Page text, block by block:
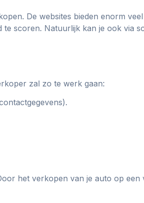
De websites bieden enorm
te scoren. Natuurlijk kan je ook via
zal zo te werk gaan:
het verkopen van je auto op een